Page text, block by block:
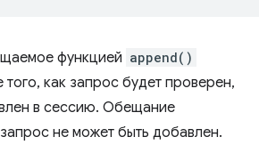
функцией append()
того, как запрос будет проверен,
в сессию. Обещание
не может быть добавлен.